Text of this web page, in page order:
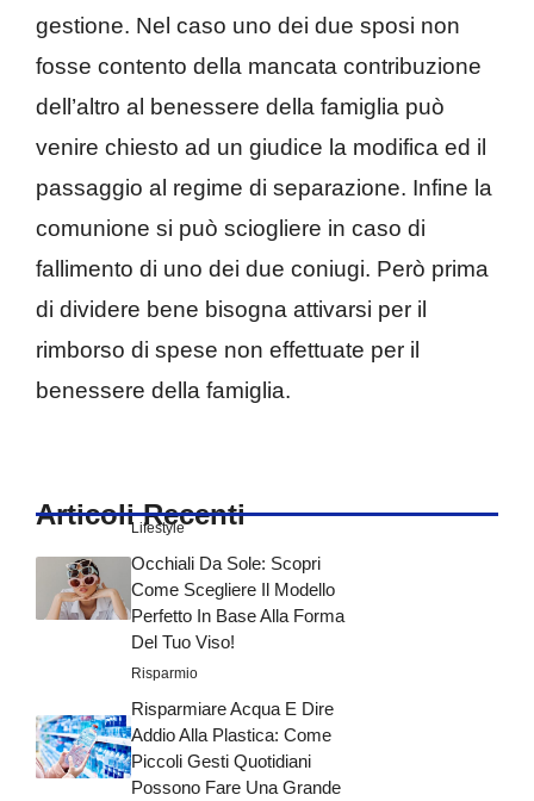
gestione. Nel caso uno dei due sposi non
fosse contento della mancata contribuzione
dell’altro al benessere della famiglia può
venire chiesto ad un giudice la modifica ed il
passaggio al regime di separazione. Infine la
comunione si può sciogliere in caso di
fallimento di uno dei due coniugi. Però prima
di dividere bene bisogna attivarsi per il
rimborso di spese non effettuate per il
benessere della famiglia.
Articoli Recenti
Lifestyle
Occhiali Da Sole: Scopri
Come Scegliere Il Modello
Perfetto In Base Alla Forma
Del Tuo Viso!
Risparmio
Risparmiare Acqua E Dire
Addio Alla Plastica: Come
Piccoli Gesti Quotidiani
Possono Fare Una Grande